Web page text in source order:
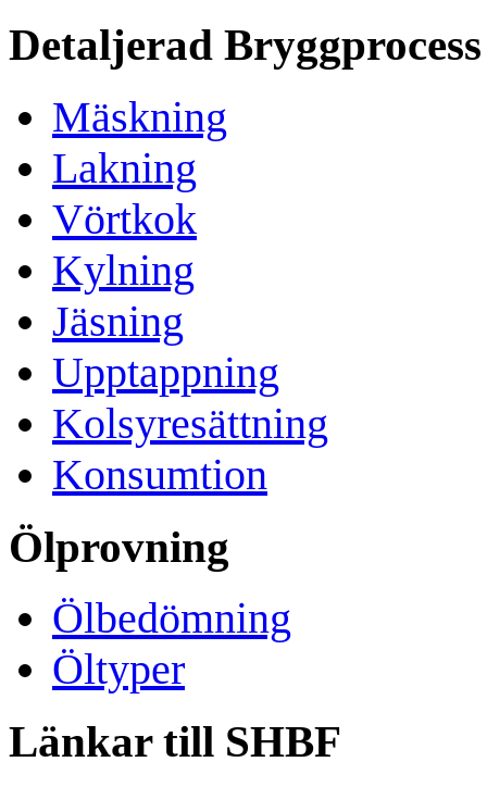
Detaljerad Bryggprocess
Mäskning
Lakning
Vörtkok
Kylning
Jäsning
Upptappning
Kolsyresättning
Konsumtion
Ölprovning
Ölbedömning
Öltyper
Länkar till SHBF